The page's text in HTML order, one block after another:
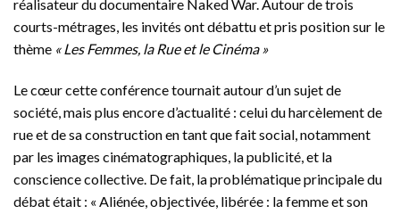
réalisateur du documentaire Naked War. Autour de trois
courts-métrages, les invités ont débattu et pris position sur le
thème « Les Femmes, la Rue et le Cinéma »
Le cœur cette conférence tournait autour d’un sujet de
société, mais plus encore d’actualité : celui du harcèlement de
rue et de sa construction en tant que fait social, notamment
par les images cinématographiques, la publicité, et la
conscience collective. De fait, la problématique principale du
débat était : « Aliénée, objectivée, libérée : la femme et son